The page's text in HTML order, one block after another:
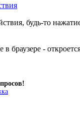
будь-то
браузере -